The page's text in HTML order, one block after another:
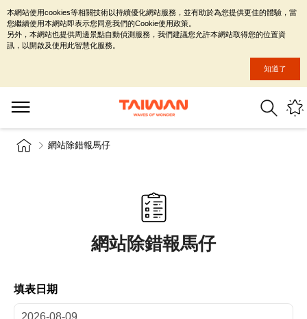
網站除錯報馬仔
網站除錯報馬仔
填表日期
本網站使用cookies等相關技術以持續優化網站服務，並有助於為您提供更佳的體驗，當
您繼續使用本網站即表示您同意我們的Cookie使用政策。
另外，本網站也提供周邊景點自動偵測服務，我們建議您允許本網站取得您的位置資
訊，以開啟及使用此智慧化服務。
知道了